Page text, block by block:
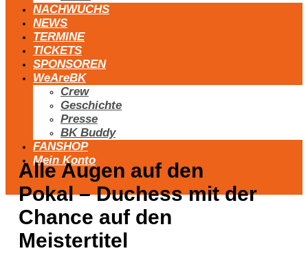
NACHWUCHS
NEWS
TERMINE
TICKETS
SPONSOREN
WeAreBK
Crew
Geschichte
Presse
BK Buddy
FANSHOP
Mein Konto
Alle Augen auf den
Pokal – Duchess mit der
Chance auf den
Meistertitel